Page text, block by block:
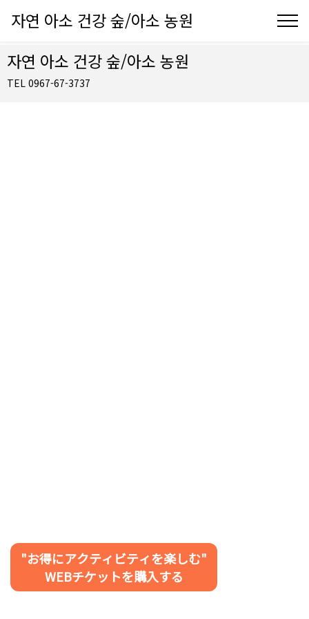
자연 아소 건강 숲/아소 농원
자연 아소 건강 숲/아소 농원
TEL 0967-67-3737
"お得にアクティビティを楽しむ"
WEBチケットを購入する